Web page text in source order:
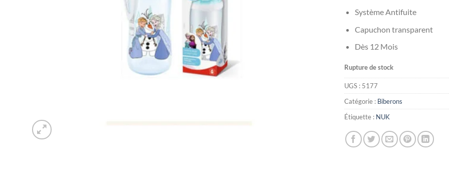
Système Antifuite
Capuchon transparent
Dès 12 Mois
Rupture de stock
UGS : 5177
Catégorie : Biberons
Étiquette : NUK